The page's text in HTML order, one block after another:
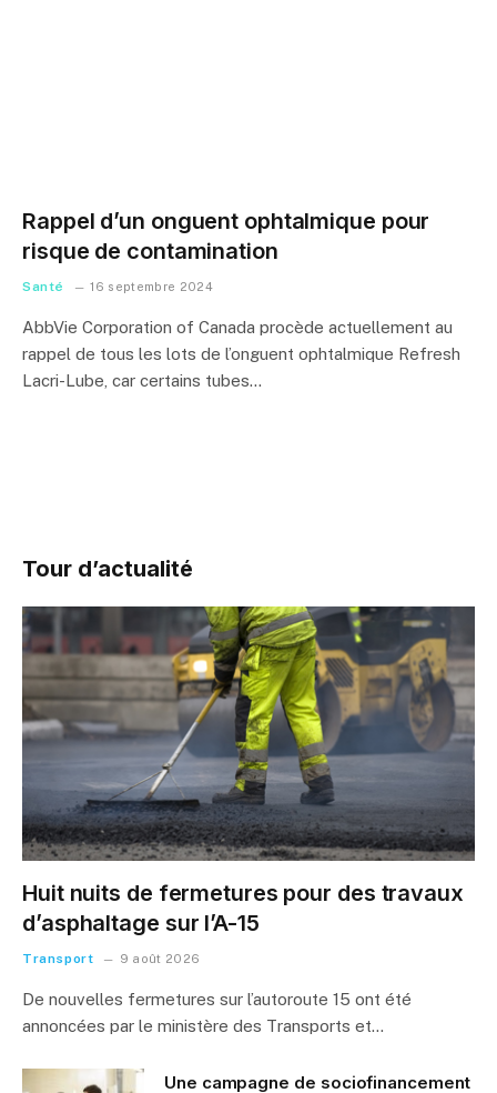
Rappel d’un onguent ophtalmique pour
risque de contamination
Santé 16 septembre 2024
AbbVie Corporation of Canada procède actuellement au
rappel de tous les lots de l’onguent ophtalmique Refresh
Lacri-Lube, car certains tubes…
Tour d’actualité
Huit nuits de fermetures pour des travaux
d’asphaltage sur l’A-15
Transport 9 août 2026
De nouvelles fermetures sur l’autoroute 15 ont été
annoncées par le ministère des Transports et…
Une campagne de sociofinancement